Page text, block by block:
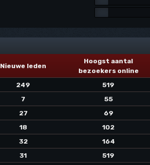
Nieuwe leden
Hoogst aantal
bezoekers online
249 519
7 55
27 69
18 102
32 164
31 519